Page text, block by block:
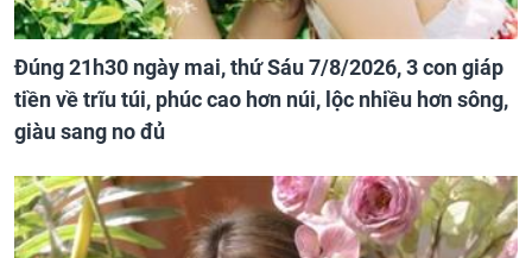
Đúng 21h30 ngày mai, thứ Sáu 7/8/2026, 3 con giáp
tiền về trĩu túi, phúc cao hơn núi, lộc nhiều hơn sông,
giàu sang no đủ